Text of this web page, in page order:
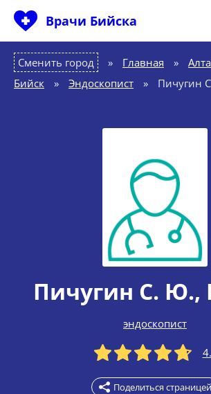
Врачи Бийска
Сменить город Главная »
Бийск
» Эндоскопист » Пичугин
Пичугин С. Ю.,
эндоскопист
Поделиться страницей